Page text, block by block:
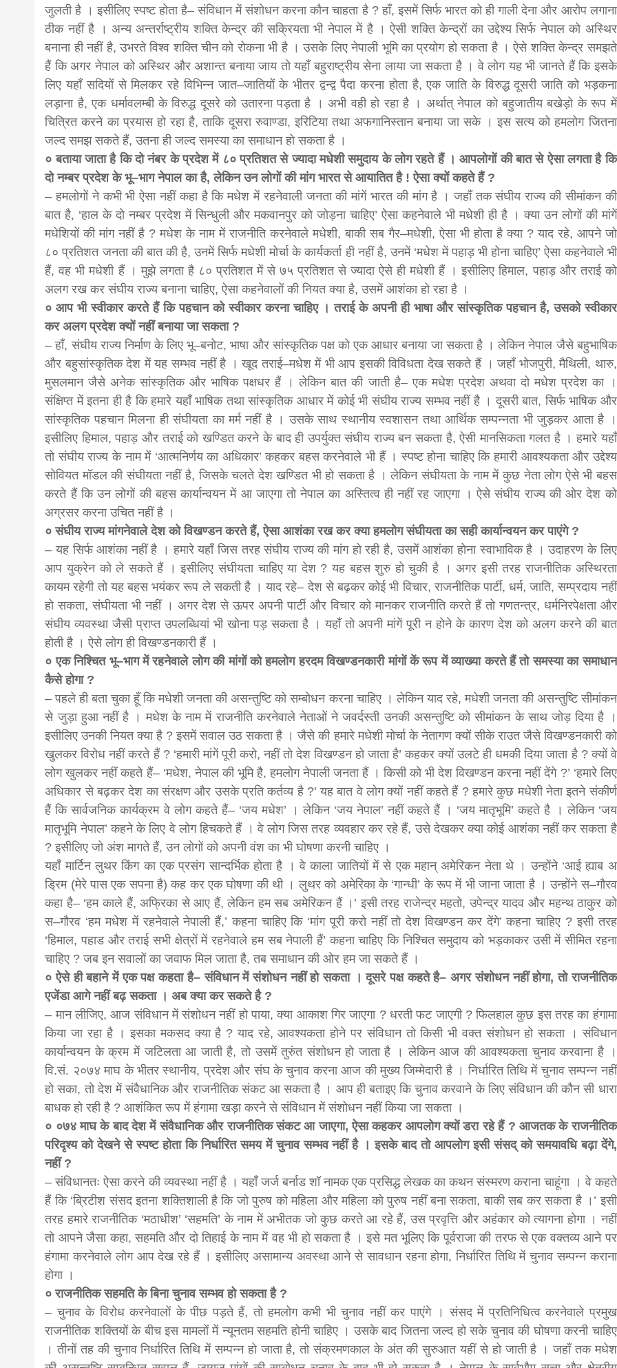
जुलती है । इसीलिए स्पष्ट होता है– संविधान में संशोधन करना कौन चाहता है ? हाँ, इसमें सिर्फ भारत को ही गाली देना और आरोप लगाना
ठीक नहीं है । अन्य अन्तर्राष्ट्रीय शक्ति केन्द्र की सक्रियता भी नेपाल में है । ऐसी शक्ति केन्द्रों का उद्देश्य सिर्फ नेपाल को अस्थिर
बनाना ही नहीं है, उभरते विश्व शक्ति चीन को रोकना भी है । उसके लिए नेपाली भूमि का प्रयोग हो सकता है । ऐसे शक्ति केन्द्र समझते
हैं कि अगर नेपाल को अस्थिर और अशान्त बनाया जाय तो यहाँ बहुराष्ट्रीय सेना लाया जा सकता है । वे लोग यह भी जानते हैं कि इसके
लिए यहाँ सदियों से मिलकर रहे विभिन्न जात–जातियों के भीतर द्वन्द्व पैदा करना होता है, एक जाति के विरुद्ध दूसरी जाति को भड़कना
लड़ाना है, एक धर्मावलम्बी के विरुद्ध दूसरे को उतारना पड़ता है । अभी वही हो रहा है । अर्थात् नेपाल को बहुजातीय बखेड़ो के रूप में
चित्रित करने का प्रयास हो रहा है, ताकि दूसरा रुवाण्डा, इरिटिया तथा अफगानिस्तान बनाया जा सके । इस सत्य को हमलोग जितना
जल्द समझ सकते हैं, उतना ही जल्द समस्या का समाधान हो सकता है ।
० बताया जाता है कि दो नंबर के प्रदेश में ८० प्रतिशत से ज्यादा मधेशी समुदाय के लोग रहते हैं । आपलोगों की बात से ऐसा लगता है कि
दो नम्बर प्रदेश के भू–भाग नेपाल का है, लेकिन उन लोगों की मांग भारत से आयातित है ! ऐसा क्यों कहते हैं ?
– हमलोगों ने कभी भी ऐसा नहीं कहा है कि मधेश में रहनेवाली जनता की मांगें भारत की मांग है । जहाँ तक संघीय राज्य की सीमांकन की
बात है, ‘हाल के दो नम्बर प्रदेश में सिन्धुली और मकवानपुर को जोड़ना चाहिए’ ऐसा कहनेवाले भी मधेशी ही है । क्या उन लोगों की मांगें
मधेशियों की मांग नहीं है ? मधेश के नाम में राजनीति करनेवाले मधेशी, बाकी सब गैर–मधेशी, ऐसा भी होता है क्या ? याद रहे, आपने जो
८० प्रतिशत जनता की बात की है, उनमें सिर्फ मधेशी मोर्चा के कार्यकर्ता ही नहीं है, उनमें ‘मधेश में पहाड़ भी होना चाहिए’ ऐसा कहनेवाले भी
हैं, वह भी मधेशी हैं । मुझे लगता है ८० प्रतिशत में से ७५ प्रतिशत से ज्यादा ऐसे ही मधेशी हैं । इसीलिए हिमाल, पहाड़ और तराई को
अलग रख कर संघीय राज्य बनाना चाहिए, ऐसा कहनेवालों की नियत क्या है, उसमें आशंका हो रहा है ।
० आप भी स्वीकार करते हैं कि पहचान को स्वीकार करना चाहिए । तराई के अपनी ही भाषा और सांस्कृतिक पहचान है, उसको स्वीकार
कर अलग प्रदेश क्यों नहीं बनाया जा सकता ?
– हाँ, संघीय राज्य निर्माण के लिए भू–बनोट, भाषा और सांस्कृतिक पक्ष को एक आधार बनाया जा सकता है । लेकिन नेपाल जैसे बहुभाषिक
और बहुसांस्कृतिक देश में यह सम्भव नहीं है । खूद तराई–मधेश में भी आप इसकी विविधता देख सकते हैं । जहाँ भोजपुरी, मैथिली, थारु,
मुसलमान जैसे अनेक सांस्कृतिक और भाषिक पक्षधर हैं । लेकिन बात की जाती है– एक मधेश प्रदेश अथवा दो मधेश प्रदेश का ।
संक्षिप्त में इतना ही है कि हमारे यहाँ भाषिक तथा सांस्कृतिक आधार में कोई भी संघीय राज्य सम्भव नहीं है । दूसरी बात, सिर्फ भाषिक और
सांस्कृतिक पहचान मिलना ही संघीयता का मर्म नहीं है । उसके साथ स्थानीय स्वशासन तथा आर्थिक सम्पन्नता भी जुड़कर आता है ।
इसीलिए हिमाल, पहाड़ और तराई को खण्डित करने के बाद ही उपर्युक्त संघीय राज्य बन सकता है, ऐसी मानसिकता गलत है । हमारे यहाँ
तो संघीय राज्य के नाम में ‘आत्मनिर्णय का अधिकार’ कहकर बहस करनेवाले भी हैं । स्पष्ट होना चाहिए कि हमारी आवश्यकता और उद्देश्य
सोवियत मॉडल की संघीयता नहीं है, जिसके चलते देश खण्डित भी हो सकता है । लेकिन संघीयता के नाम में कुछ नेता लोग ऐसे भी बहस
करते हैं कि उन लोगों की बहस कार्यान्वयन में आ जाएगा तो नेपाल का अस्तित्व ही नहीं रह जाएगा । ऐसे संघीय राज्य की ओर देश को
अग्रसर करना उचित नहीं है ।
० संघीय राज्य मांगनेवाले देश को विखण्डन करते हैं, ऐसा आशंका रख कर क्या हमलोग संघीयता का सही कार्यान्वयन कर पाएंगे ?
– यह सिर्फ आशंका नहीं है । हमारे यहाँ जिस तरह संघीय राज्य की मांग हो रही है, उसमें आशंका होना स्वाभाविक है । उदाहरण के लिए
आप युक्रेन को ले सकते हैं । इसीलिए संघीयता चाहिए या देश ? यह बहस शुरु हो चुकी है । अगर इसी तरह राजनीतिक अस्थिरता
कायम रहेगी तो यह बहस भयंकर रूप ले सकती है । याद रहे– देश से बढ़कर कोई भी विचार, राजनीतिक पार्टी, धर्म, जाति, सम्प्रदाय नहीं
हो सकता, संघीयता भी नहीं । अगर देश से ऊपर अपनी पार्टी और विचार को मानकर राजनीति करते हैं तो गणतन्त्र, धर्मनिरपेक्षता और
संघीय व्यवस्था जैसी प्राप्त उपलब्धियां भी खोना पड़ सकता है । यहाँ तो अपनी मांगें पूरी न होने के कारण देश को अलग करने की बात
होती है । ऐसे लोग ही विखण्डनकारी हैं ।
० एक निश्चित भू–भाग में रहनेवाले लोग की मांगों को हमलोग हरदम विखण्डनकारी मांगों कें रूप में व्याख्या करते हैं तो समस्या का समाधान
कैसे होगा ?
– पहले ही बता चुका हूँ कि मधेशी जनता की असन्तुष्टि को सम्बोधन करना चाहिए । लेकिन याद रहे, मधेशी जनता की असन्तुष्टि सीमांकन
से जुड़ा हुआ नहीं है । मधेश के नाम में राजनीति करनेवाले नेताओं ने जवर्दस्ती उनकी असन्तुष्टि को सीमांकन के साथ जोड़ दिया है ।
इसीलिए उनकी नियत क्या है ? इसमें सवाल उठ सकता है । जैसे की हमारे मधेशी मोर्चा के नेतागण क्यों सीके राउत जैसे विखण्डनकारी को
खुलकर विरोध नहीं करते हैं ? ‘हमारी मांगें पूरी करो, नहीं तो देश विखण्डन हो जाता है’ कहकर क्यों उलटे ही धमकी दिया जाता है ? क्यों वे
लोग खुलकर नहीं कहते हैं– ‘मधेश, नेपाल की भूमि है, हमलोग नेपाली जनता हैं । किसी को भी देश विखण्डन करना नहीं देंगे ?’ ‘हमारे लिए
अधिकार से बढ़कर देश का संरक्षण और उसके प्रति कर्तव्य है ?’ यह बात वे लोग क्यों नहीं कहते हैं ? हमारे कुछ मधेशी नेता इतने संकीर्ण
हैं कि सार्वजनिक कार्यक्रम वे लोग कहते हैं– ‘जय मधेश’ । लेकिन ‘जय नेपाल’ नहीं कहते हैं । ‘जय मातृभूमि’ कहते है । लेकिन ‘जय
मातृभूमि नेपाल’ कहने के लिए वे लोग हिचकते हैं । वे लोग जिस तरह व्यवहार कर रहे हैं, उसे देखकर क्या कोई आशंका नहीं कर सकता है
? इसीलिए जो अंश मागते हैं, उन लोगों को अपनी वंश का भी घोषणा करनी चाहिए ।
यहाँ मार्टिन लुथर किंग का एक प्रसंग सान्दर्भिक होता है । वे काला जातियों में से एक महान् अमेरिकन नेता थे । उन्होंने ‘आई ह्याब अ
ड्रिम (मेरे पास एक सपना है) कह कर एक घोषणा की थी । लुथर को अमेरिका के ‘गान्धी’ के रूप में भी जाना जाता है । उन्होंने स–गौरव
कहा है– ‘हम काले हैं, अफ्रिका से आए हैं, लेकिन हम सब अमेरिकन हैं ।’ इसी तरह राजेन्द्र महतो, उपेन्द्र यादव और महन्थ ठाकुर को
स–गौरव ‘हम मधेश में रहनेवाले नेपाली हैं,’ कहना चाहिए कि ‘मांग पूरी करो नहीं तो देश विखण्डन कर देंगे’ कहना चाहिए ? इसी तरह
‘हिमाल, पहाड और तराई सभी क्षेत्रों में रहनेवाले हम सब नेपाली हैं’ कहना चाहिए कि निश्चित समुदाय को भड़काकर उसी में सीमित रहना
चाहिए ? जब इन सवालों का जवाफ मिल जाता है, तब समाधान की ओर हम जा सकते हैं ।
० ऐसे ही बहाने में एक पक्ष कहता है– संविधान में संशोधन नहीं हो सकता । दूसरे पक्ष कहते है– अगर संशोधन नहीं होगा, तो राजनीतिक
एजेंडा आगे नहीं बढ़ सकता । अब क्या कर सकते है ?
– मान लीजिए, आज संविधान में संशोधन नहीं हो पाया, क्या आकाश गिर जाएगा ? धरती फट जाएगी ? फिलहाल कुछ इस तरह का हंगामा
किया जा रहा है । इसका मकसद क्या है ? याद रहे, आवश्यकता होने पर संविधान तो किसी भी वक्त संशोधन हो सकता । संविधान
कार्यान्वयन के क्रम में जटिलता आ जाती है, तो उसमें तुरुंत संशोधन हो जाता है । लेकिन आज की आवश्यकता चुनाव करवाना है ।
वि.सं. २०७४ माघ के भीतर स्थानीय, प्रदेश और संघ के चुनाव करना आज की मुख्य जिम्मेदारी है । निर्धारित तिथि में चुनाव सम्पन्न नहीं
हो सका, तो देश में संवैधानिक और राजनीतिक संकट आ सकता है । आप ही बताइए कि चुनाव करवाने के लिए संविधान की कौन सी धारा
बाधक हो रही है ? आशंकित रूप में हंगामा खड़ा करने से संविधान में संशोधन नहीं किया जा सकता ।
० ०७४ माघ के बाद देश में संवैधानिक और राजनीतिक संकट आ जाएगा, ऐसा कहकर आपलोग क्यों डरा रहे हैं ? आजतक के राजनीतिक
परिदृश्य को देखने से स्पष्ट होता कि निर्धारित समय में चुनाव सम्भव नहीं है । इसके बाद तो आपलोग इसी संसद् को समयावधि बढ़ा देंगे,
नहीं ?
– संविधानतः ऐसा करने की व्यवस्था नहीं है । यहाँ जर्ज बर्नाड शॉ नामक एक प्रसिद्ध लेखक का कथन संस्मरण कराना चाहूंगा । वे कहते
हैं कि ‘ब्रिटीश संसद इतना शक्तिशाली है कि जो पुरुष को महिला और महिला को पुरुष नहीं बना सकता, बाकी सब कर सकता है ।’ इसी
तरह हमारे राजनीतिक ‘मठाधीश’ ‘सहमति’ के नाम में अभीतक जो कुछ करते आ रहे हैं, उस प्रवृत्ति और अहंकार को त्यागना होगा । नहीं
तो आपने जैसा कहा, सहमति और दो तिहाई के नाम में वह भी हो सकता है । इसे मत भूलिए कि पूर्वराजा की तरफ से एक वक्तव्य आने पर
हंगामा करनेवाले लोग आप देख रहे हैं । इसीलिए असामान्य अवस्था आने से सावधान रहना होगा, निर्धारित तिथि में चुनाव सम्पन्न कराना
होगा ।
० राजनीतिक सहमति के बिना चुनाव सम्भव हो सकता है ?
– चुनाव के विरोध करनेवालों के पीछ पड़ते हैं, तो हमलोग कभी भी चुनाव नहीं कर पाएंगे । संसद में प्रतिनिधित्व करनेवाले प्रमुख
राजनीतिक शक्तियों के बीच इस मामलों में न्यूनतम सहमति होनी चाहिए । उसके बाद जितना जल्द हो सके चुनाव की घोषणा करनी चाहिए
। तीनों तह की चुनाव निर्धारित तिथि में सम्पन्न हो जाता है, तो संक्रमणकाल के अंत की सुरुआत यहीं से हो जाती है । जहाँ तक मधेश
काठमांडू, फागुन ४ – चितवन क्षेत्र नम्बर ३ में प्रतिनिधिसभा
सदस्य के रूप में अपनी उम्मीदवारी दे चुकी रेणु दाहाल ने कहा है
सीताराम विवाह पंचमी महोत्सव के तीसरे दिन धनुष
यज्ञ का हुआ आयोजन (फोटो सहित)
3 years ago
जनकपुरधाम/मिश्री लाल मधुकर। सीताराम विवाह पंचमी
महोत्सव के तीसरे दिन जानकी मंदिर के प्रांगण में धनुष यज्ञ
आयोजित किया गया। रंगभूमि मैदान में राजा विदेह...